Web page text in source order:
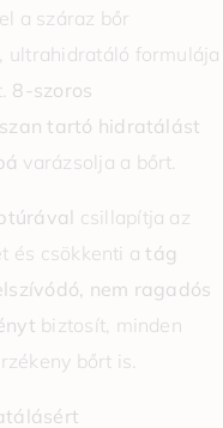
a száraz bőr
ultrahidratáló formulája
8-szoros
tartó hidratálást
varázsolja a bőrt.
csillapítja az
és csökkenti atág
nem ragadós
biztosít, minden
bőrt is.